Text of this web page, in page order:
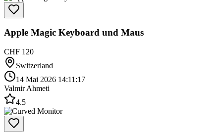
Apple Magic Keyboard und Maus
CHF 120
Switzerland
14 Mai 2026 14:11:17
Valmir Ahmeti
4.5